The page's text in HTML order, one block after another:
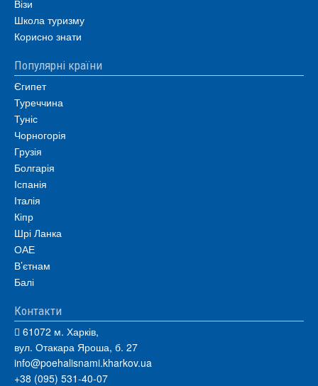
Візи
Школа туризму
Корисно знати
Популярні країни
Єгипет
Туреччина
Туніс
Чорногорія
Грузія
Болгарія
Іспанія
Італія
Кіпр
Шрі Ланка
ОАЕ
В’єтнам
Балі
Контакти
61072 м. Харків,
вул. Отакара Яроша, б. 27
info@poehalisnami.kharkov.ua
+38 (095) 531-40-07